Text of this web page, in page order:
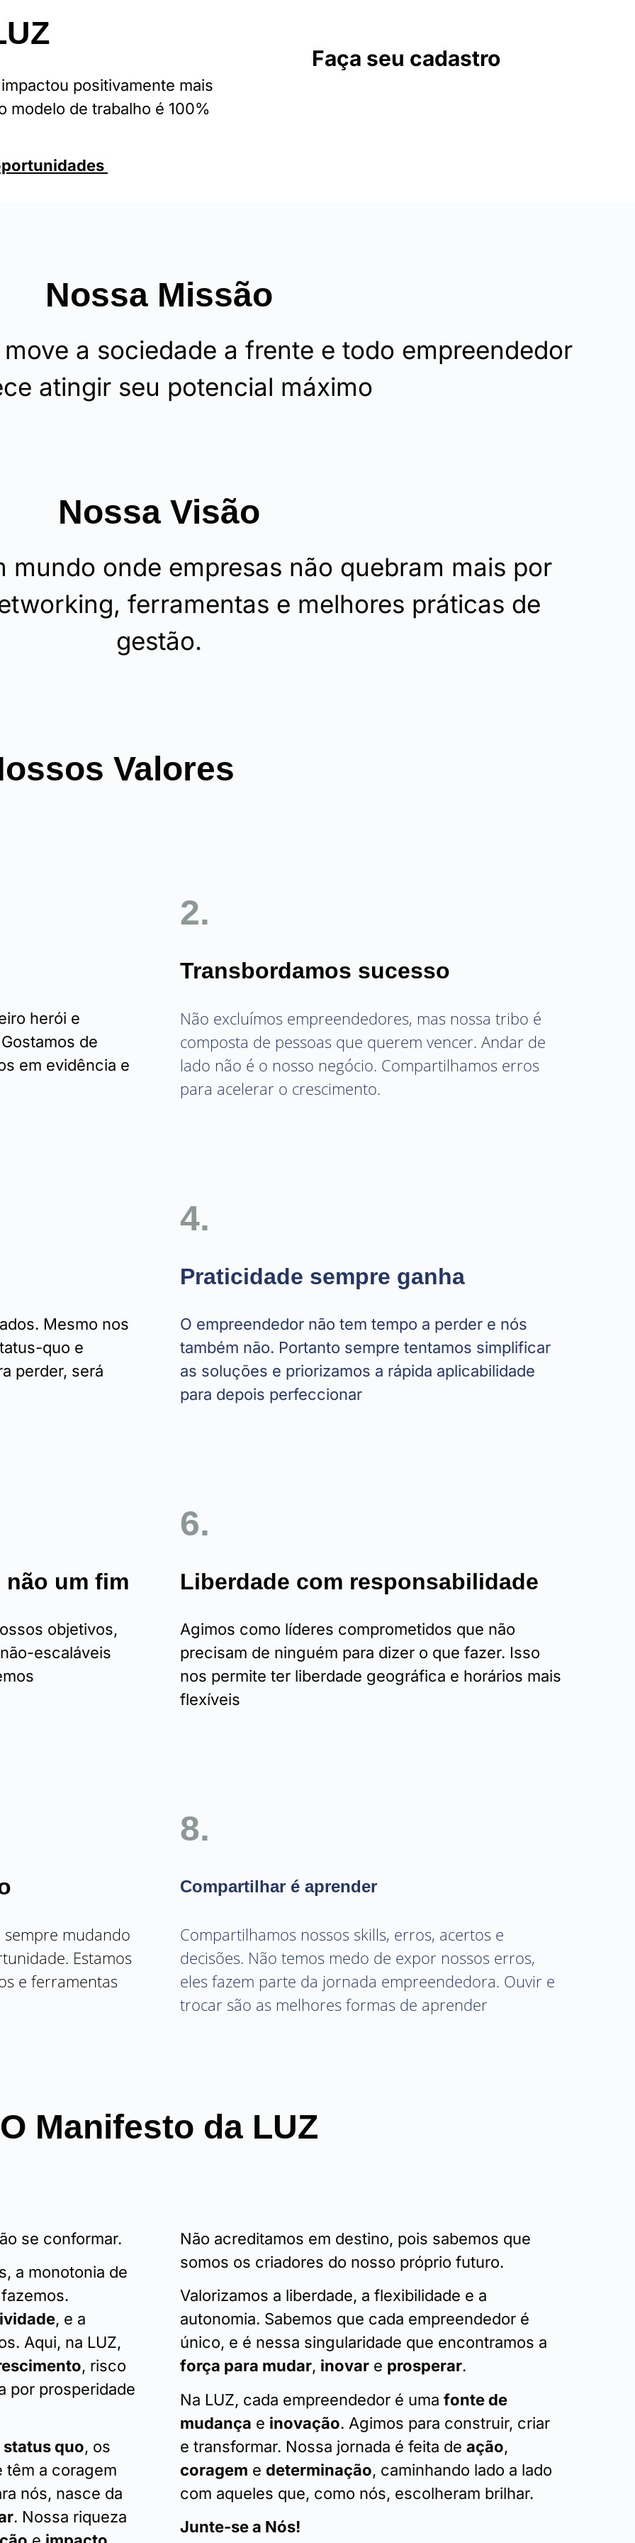
positivamente mais
modelo de trabalho é 100%
Faça seu cadastro
Nossa Missão
a sociedade a frente e todo empreendedor
atingir seu potencial máximo
Nossa Visão
mundo onde empresas não quebram mais por
ferramentas e melhores práticas de
gestão.
Valores
herói e
de
em evidência e
2.
Transbordamos sucesso
Não excluímos empreendedores, mas nossa tribo é
composta de pessoas que querem vencer. Andar de
lado não é o nosso negócio. Compartilhamos erros
para acelerar o crescimento.
Mesmo nos
quo e
perder, será
4.
Praticidade sempre ganha
O empreendedor não tem tempo a perder e nós
também não. Portanto sempre tentamos simplificar
as soluções e priorizamos a rápida aplicabilidade
para depois perfeccionar
não um fim
objetivos,
escaláveis
6.
Liberdade com responsabilidade
Agimos como líderes comprometidos que não
precisam de ninguém para dizer o que fazer. Isso
nos permite ter liberdade geográfica e horários mais
flexíveis
mudando
Estamos
e ferramentas
8.
Compartilhar é aprender
Compartilhamos nossos skills, erros, acertos e
decisões. Não temos medo de expor nossos erros,
eles fazem parte da jornada empreendedora. Ouvir e
trocar são as melhores formas de aprender
O Manifesto da LUZ
se conformar.
a monotonia de
, e a
Aqui, na LUZ,
, risco
por prosperidade
quo, os
têm a coragem
nós, nasce da
. Nossa riqueza
Não acreditamos em destino, pois sabemos que
somos os criadores do nosso próprio futuro.
Valorizamos a liberdade, a flexibilidade e a
autonomia. Sabemos que cada empreendedor é
único, e é nessa singularidade que encontramos a
força para mudar, inovar e prosperar.
Na LUZ, cada empreendedor é uma fonte de
mudança e inovação. Agimos para construir, criar
e transformar. Nossa jornada é feita de ação,
coragem e determinação, caminhando lado a lado
com aqueles que, como nós, escolheram brilhar.
Junte-se a Nós!